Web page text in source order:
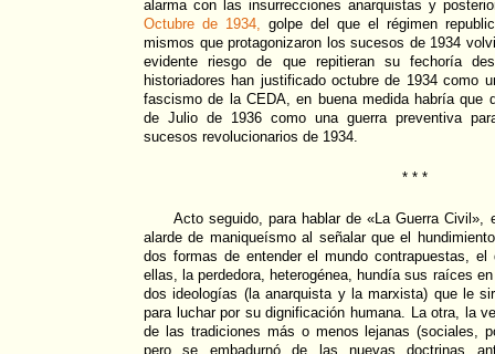
alarma con las insurrecciones anarquistas y
Octubre de 1934, golpe del que el régimen
mismos que protagonizaron los sucesos de 1934
evidente riesgo de que repitieran su fechoría
historiadores han justificado octubre de 1934 como
fascismo de la CEDA, en buena medida habría que
de Julio de 1936 como una guerra preventiva
sucesos revolucionarios de 1934.
* * *
Acto seguido, para hablar de «La Guerra Civil»,
alarde de maniqueísmo al señalar que el
dos formas de entender el mundo contrapuestas,
ellas, la perdedora, heterogénea, hundía sus raíces
dos ideologías (la anarquista y la marxista) que le
para luchar por su dignificación humana. La otra, la
de las tradiciones más o menos lejanas (sociales,
pero se embadurnó de las nuevas doctrinas